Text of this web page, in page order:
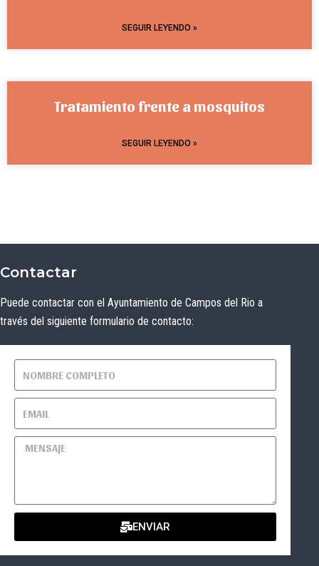
SEGUIR LEYENDO »
Tratamiento frente a mosquitos
SEGUIR LEYENDO »
Contactar
Puede contactar con el Ayuntamiento de Campos del Rio a
través del siguiente formulario de contacto:
ENVIAR